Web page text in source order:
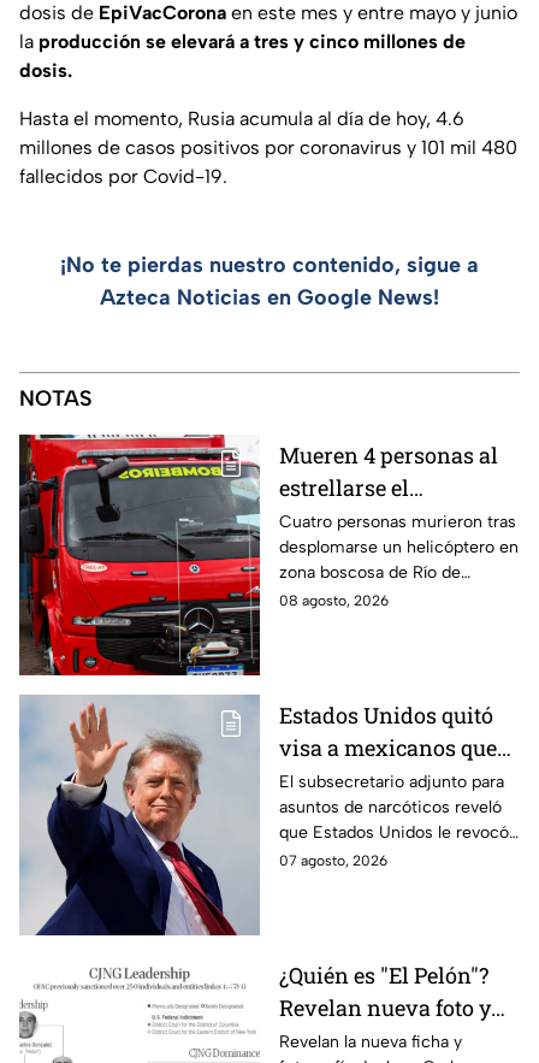
dosis de EpiVacCorona en este mes y entre mayo y junio
la producción se elevará a tres y cinco millones de
dosis.
Hasta el momento, Rusia acumula al día de hoy, 4.6
millones de casos positivos por coronavirus y 101 mil 480
fallecidos por Covid-19.
¡No te pierdas nuestro contenido, sigue a
Azteca Noticias en Google News!
NOTAS
Mueren 4 personas al
estrellarse el
helicóptero en el que
viajaban en zona
boscosa de Río de
Janeiro
Cuatro personas murieron tras
desplomarse un helicóptero en
zona boscosa de Río de
Janeiro; el impacto provocó un
08 agosto, 2026
Estados Unidos quitó
visa a mexicanos que
tienen vínculos con
grupos criminales
El subsecretario adjunto para
asuntos de narcóticos reveló
que Estados Unidos le revocó
la visa a mexicanos con
07 agosto, 2026
¿Quién es "El Pelón"?
Revelan nueva foto y
ficha por líder del CJNG
Revelan la nueva ficha y